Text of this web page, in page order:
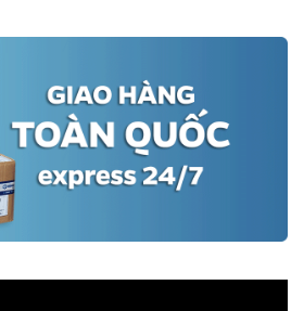
CO, CQ.
chính hãng tại Việt Nam
389​ - 096 1368 566